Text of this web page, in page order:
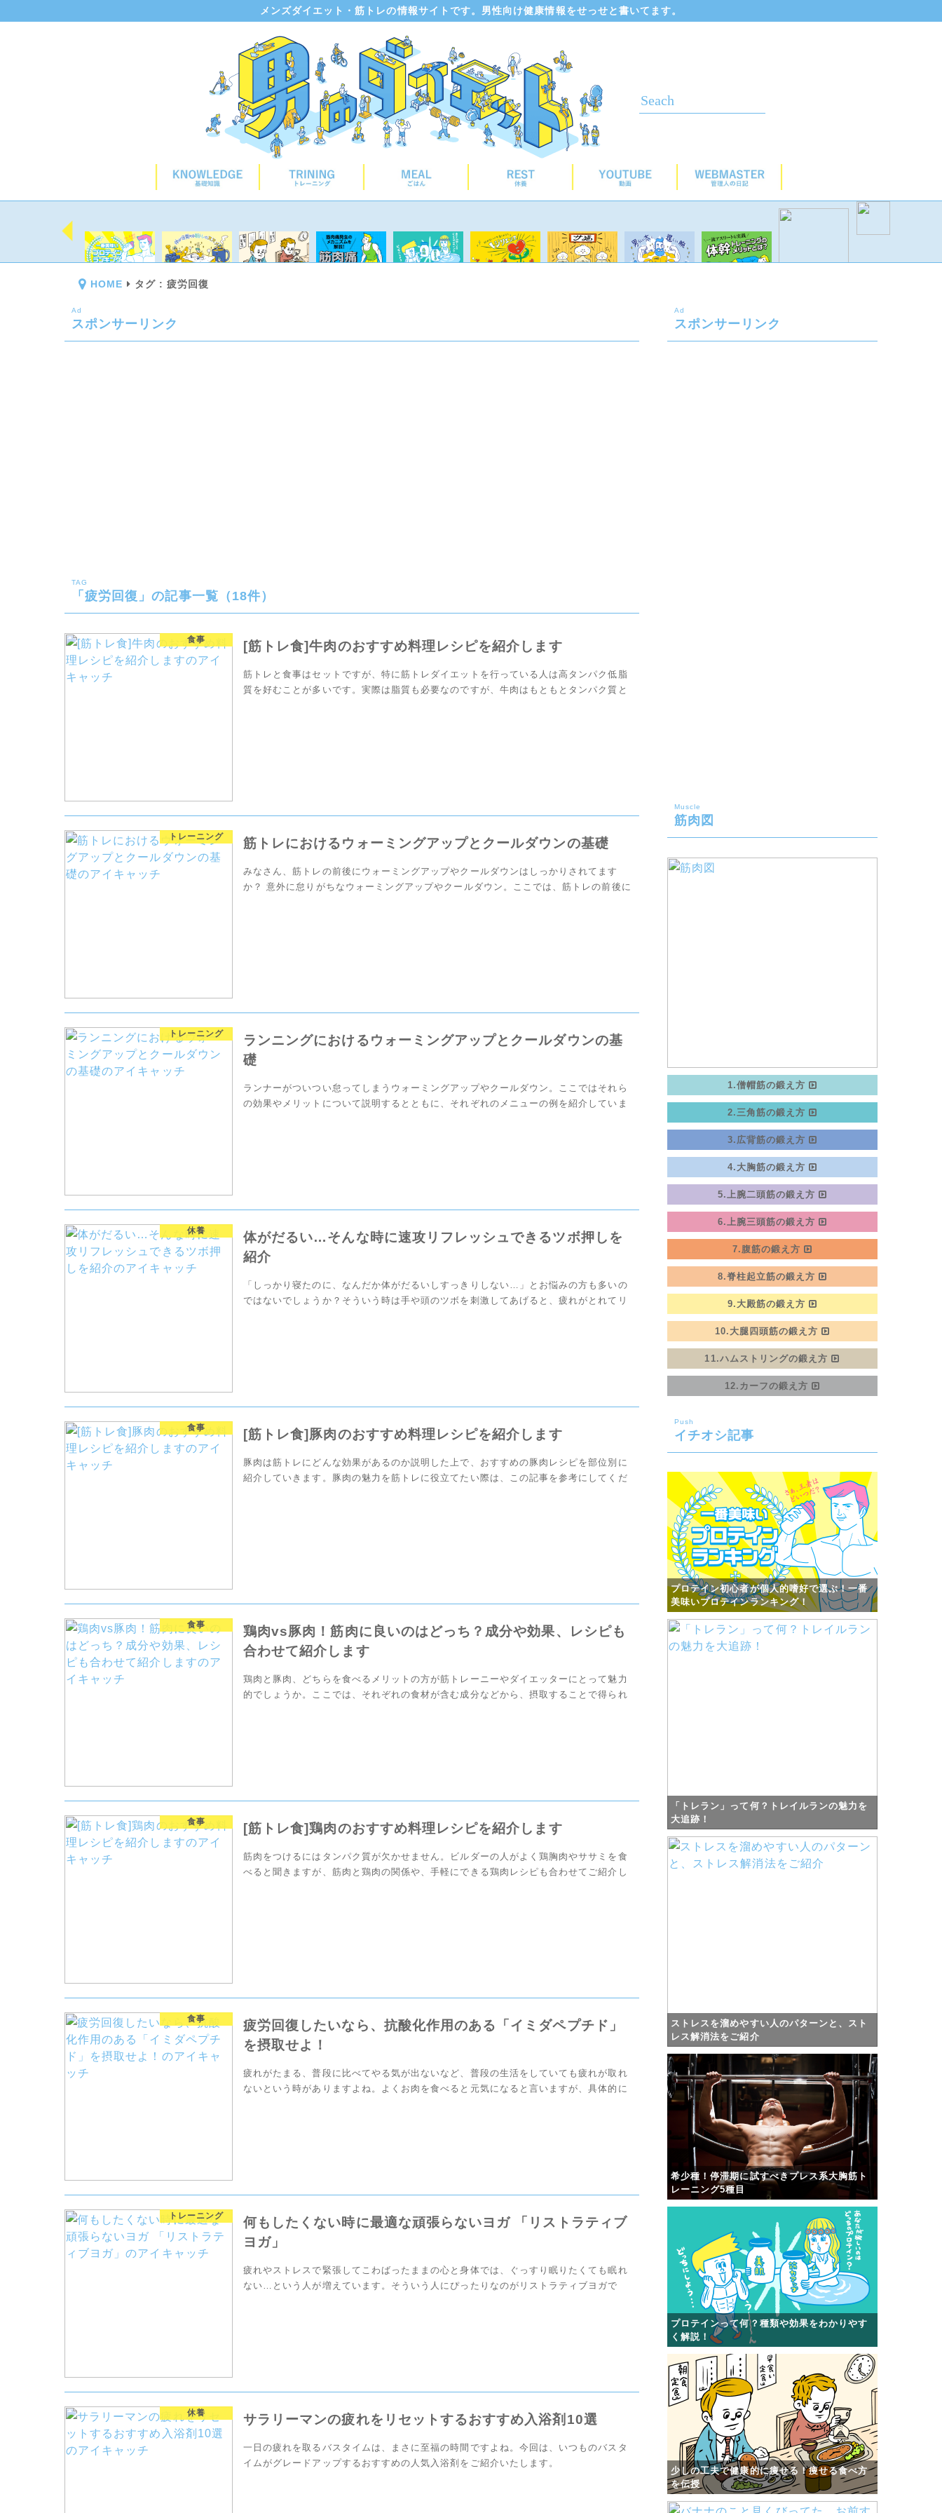
メンズダイエット・筋トレの情報サイトです。男性向け健康情報をせっせと書いてます。
HOME タグ : 疲労回復
Ad
スポンサーリンク
TAG
「疲労回復」の記事一覧（18件）
食事 [筋トレ食]牛肉のおすすめ料理レシピを紹介します
筋トレと食事はセットですが、特に筋トレダイエットを行っている人は高タンパク低脂
質を好むことが多いです。実際は脂質も必要なのですが、牛肉はもともとタンパク質と
トレーニング 筋トレにおけるウォーミングアップとクールダウンの基礎
みなさん、筋トレの前後にウォーミングアップやクールダウンはしっかりされてます
か？ 意外に怠りがちなウォーミングアップやクールダウン。ここでは、筋トレの前後に
トレーニング
ランニングにおけるウォーミングアップとクールダウンの基
礎
ランナーがついつい怠ってしまうウォーミングアップやクールダウン。ここではそれら
の効果やメリットについて説明するとともに、それぞれのメニューの例を紹介していま
休養
体がだるい…そんな時に速攻リフレッシュできるツボ押しを
紹介
「しっかり寝たのに、なんだか体がだるいしすっきりしない…」とお悩みの方も多いの
ではないでしょうか？そういう時は手や頭のツボを刺激してあげると、疲れがとれてリ
食事 [筋トレ食]豚肉のおすすめ料理レシピを紹介します
豚肉は筋トレにどんな効果があるのか説明した上で、おすすめの豚肉レシピを部位別に
紹介していきます。豚肉の魅力を筋トレに役立てたい際は、この記事を参考にしてくだ
食事
鶏肉vs豚肉！筋肉に良いのはどっち？成分や効果、レシピも
合わせて紹介します
鶏肉と豚肉、どちらを食べるメリットの方が筋トレーニーやダイエッターにとって魅力
的でしょうか。ここでは、それぞれの食材が含む成分などから、摂取することで得られ
食事 [筋トレ食]鶏肉のおすすめ料理レシピを紹介します
筋肉をつけるにはタンパク質が欠かせません。ビルダーの人がよく鶏胸肉やササミを食
べると聞きますが、筋肉と鶏肉の関係や、手軽にできる鶏肉レシピも合わせてご紹介し
食事
疲労回復したいなら、抗酸化作用のある「イミダペプチド」
を摂取せよ！
疲れがたまる、普段に比べてやる気が出ないなど、普段の生活をしていても疲れが取れ
ないという時がありますよね。よくお肉を食べると元気になると言いますが、具体的に
トレーニング
何もしたくない時に最適な頑張らないヨガ 「リストラティブ
ヨガ」
疲れやストレスで緊張してこわばったままの心と身体では、ぐっすり眠りたくても眠れ
ない…という人が増えています。そういう人にぴったりなのがリストラティブヨガで
休養 サラリーマンの疲れをリセットするおすすめ入浴剤10選
一日の疲れを取るバスタイムは、まさに至福の時間ですよね。今回は、いつものバスタ
イムがグレードアップするおすすめの人気入浴剤をご紹介いたします。
Ad
スポンサーリンク
Muscle
筋肉図
1.僧帽筋の鍛え方
2.三角筋の鍛え方
3.広背筋の鍛え方
4.大胸筋の鍛え方
5.上腕二頭筋の鍛え方
6.上腕三頭筋の鍛え方
7.腹筋の鍛え方
8.脊柱起立筋の鍛え方
9.大殿筋の鍛え方
10.大腿四頭筋の鍛え方
11.ハムストリングの鍛え方
12.カーフの鍛え方
Push
イチオシ記事
プロテイン初心者が個人的嗜好で選ぶ！一番
美味いプロテインランキング！
「トレラン」って何？トレイルランの魅力を
大追跡！
ストレスを溜めやすい人のパターンと、スト
レス解消法をご紹介
希少種！停滞期に試すべきプレス系大胸筋ト
レーニング5種目
プロテインって何？種類や効果をわかりやす
く解説！
少しの工夫で健康的に痩せる！痩せる食べ方
を伝授